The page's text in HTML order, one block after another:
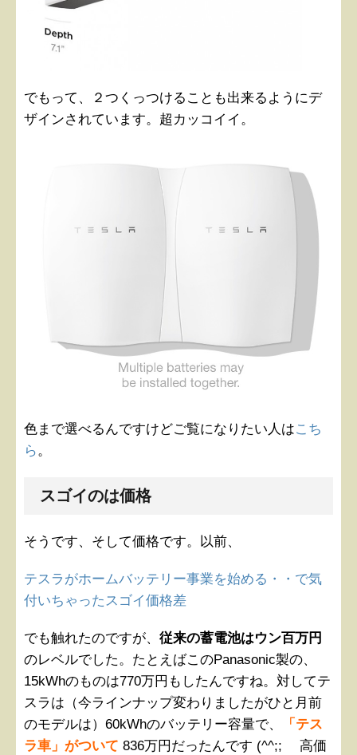
でもって、２つくっつけることも出来るようにデ
ザインされています。超カッコイイ。
色まで選べるんですけどご覧になりたい人はこち
ら。
スゴイのは価格
そうです、そして価格です。以前、
テスラがホームバッテリー事業を始める・・で気
付いちゃったスゴイ価格差
でも触れたのですが、 従来の蓄電池はウン百万円
のレベルでした。たとえばこのPanasonic製の、
15kWhのものは770万円もしたんですね。対してテ
スラは（今ラインナップ変わりましたがひと月前
のモデルは）60kWhのバッテリー容量で、
「テス
ラ車」がついて 836万円だったんです (^^;; 高価